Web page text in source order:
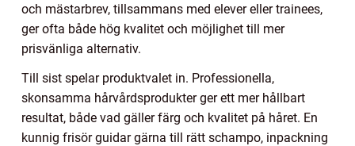
och mästarbrev, tillsammans med elever eller trainees,
ger ofta både hög kvalitet och möjlighet till mer
prisvänliga alternativ.
Till sist spelar produktvalet in. Professionella,
skonsamma hårvårdsprodukter ger ett mer hållbart
resultat, både vad gäller färg och kvalitet på håret. En
kunnig frisör guidar gärna till rätt schampo, inpackning